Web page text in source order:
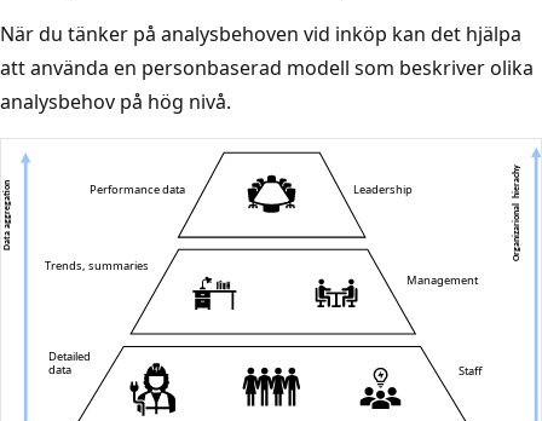
När du tänker på analysbehoven vid inköp kan det hjälpa
att använda en personbaserad modell som beskriver olika
analysbehov på hög nivå.